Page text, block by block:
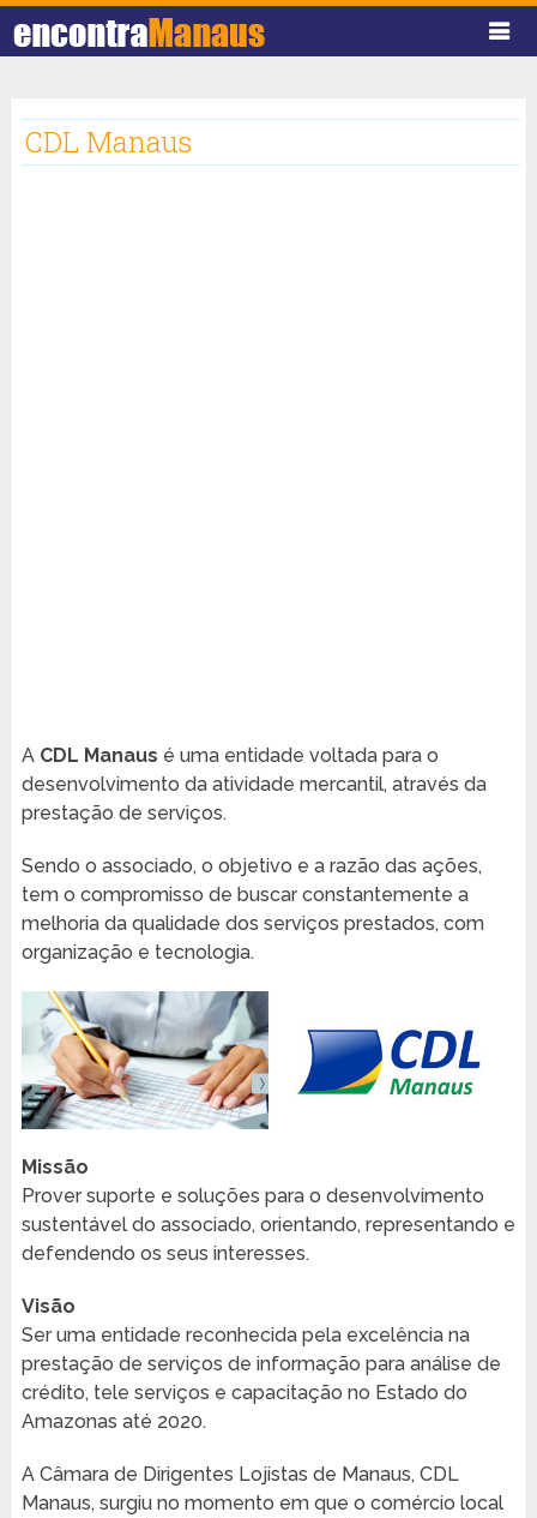
CDL Manaus
A CDL Manaus é uma entidade voltada para o
desenvolvimento da atividade mercantil, através da
prestação de serviços.
Sendo o associado, o objetivo e a razão das ações,
tem o compromisso de buscar constantemente a
melhoria da qualidade dos serviços prestados, com
organização e tecnologia.
Missão
Prover suporte e soluções para o desenvolvimento
sustentável do associado, orientando, representando e
defendendo os seus interesses.
Visão
Ser uma entidade reconhecida pela excelência na
prestação de serviços de informação para análise de
crédito, tele serviços e capacitação no Estado do
Amazonas até 2020.
A Câmara de Dirigentes Lojistas de Manaus, CDL
Manaus, surgiu no momento em que o comércio local